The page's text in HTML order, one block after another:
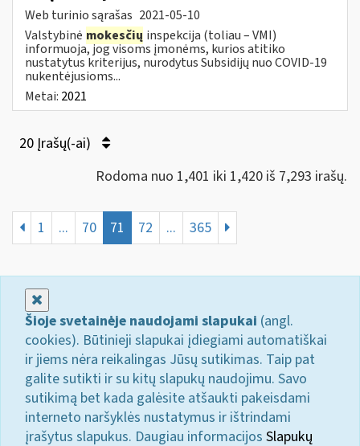
Web turinio sąrašas 2021-05-10
Valstybinė mokesčių inspekcija (toliau – VMI)
informuoja, jog visoms įmonėms, kurios atitiko
nustatytus kriterijus, nurodytus Subsidijų nuo COVID-19
nukentėjusioms...
Metai: 2021
20 Įrašų(-ai)
Rodoma nuo 1,401 iki 1,420 iš 7,293 irašų.
1 ... 70 71 72 ... 365
Šioje svetainėje naudojami slapukai (angl.
cookies). Būtinieji slapukai įdiegiami automatiškai
ir jiems nėra reikalingas Jūsų sutikimas. Taip pat
galite sutikti ir su kitų slapukų naudojimu. Savo
sutikimą bet kada galėsite atšaukti pakeisdami
interneto naršyklės nustatymus ir ištrindami
įrašytus slapukus. Daugiau informacijos Slapukų